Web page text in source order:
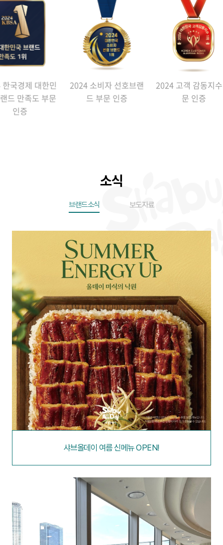
비자 선호브랜
부문 인증
2024 고객 감동지수 부
문 인증
2024 한국 품질만
부문인증
소식
브랜드소식 보도자료
샤브올데이 여름 신메뉴 OPEN!